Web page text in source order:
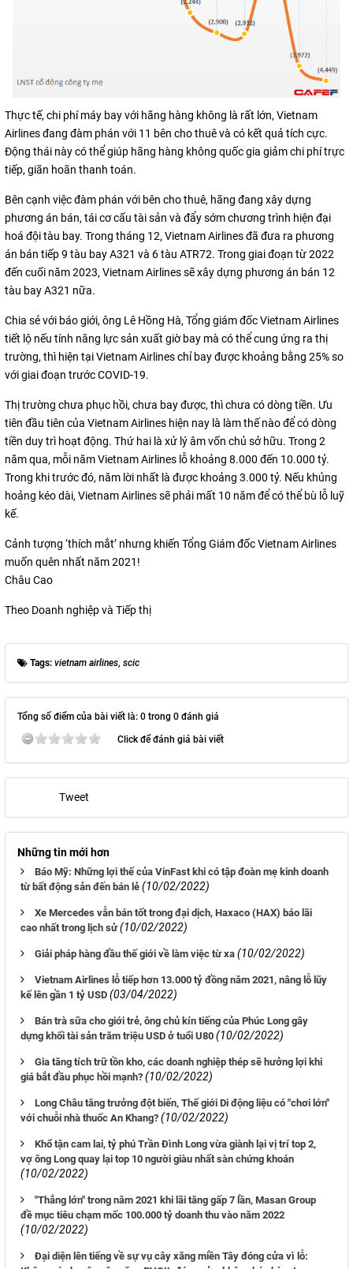
Thực tế, chi phí máy bay với hãng hàng không là rất lớn, Vietnam
Airlines đang đàm phán với 11 bên cho thuê và có kết quả tích cực.
Động thái này có thể giúp hãng hàng không quốc gia giảm chi phí trực
tiếp, giãn hoãn thanh toán.
Bên cạnh việc đàm phán với bên cho thuê, hãng đang xây dựng
phương án bán, tái cơ cấu tài sản và đẩy sớm chương trình hiện đại
hoá đội tàu bay. Trong tháng 12, Vietnam Airlines đã đưa ra phương
án bán tiếp 9 tàu bay A321 và 6 tàu ATR72. Trong giai đoạn từ 2022
đến cuối năm 2023, Vietnam Airlines sẽ xây dựng phương án bán 12
tàu bay A321 nữa.
Chia sẻ với báo giới, ông Lê Hồng Hà, Tổng giám đốc Vietnam Airlines
tiết lộ nếu tính năng lực sản xuất giờ bay mà có thể cung ứng ra thị
trường, thì hiện tại Vietnam Airlines chỉ bay được khoảng bằng 25% so
với giai đoạn trước COVID-19.
Thị trường chưa phục hồi, chưa bay được, thì chưa có dòng tiền. Ưu
tiên đầu tiên của Vietnam Airlines hiện nay là làm thế nào để có dòng
tiền duy trì hoạt động. Thứ hai là xử lý âm vốn chủ sở hữu. Trong 2
năm qua, mỗi năm Vietnam Airlines lỗ khoảng 8.000 đến 10.000 tỷ.
Trong khi trước đó, năm lời nhất là được khoảng 3.000 tỷ. Nếu khủng
hoảng kéo dài, Vietnam Airlines sẽ phải mất 10 năm để có thể bù lỗ luỹ
kế.
Cảnh tượng ‘thích mắt’ nhưng khiến Tổng Giám đốc Vietnam Airlines
muốn quên nhất năm 2021!
Châu Cao
Theo Doanh nghiệp và Tiếp thị
Tags: vietnam airlines, scic
Tổng số điểm của bài viết là: 0 trong 0 đánh giá
Click để đánh giá bài viết
Tweet
Những tin mới hơn
Báo Mỹ: Những lợi thế của VinFast khi có tập đoàn mẹ kinh doanh
từ bất động sản đến bán lẻ (10/02/2022)
Xe Mercedes vẫn bán tốt trong đại dịch, Haxaco (HAX) báo lãi
cao nhất trong lịch sử (10/02/2022)
Giải pháp hàng đầu thế giới về làm việc từ xa (10/02/2022)
Vietnam Airlines lỗ tiếp hơn 13.000 tỷ đồng năm 2021, nâng lỗ lũy
kế lên gần 1 tỷ USD (03/04/2022)
Bán trà sữa cho giới trẻ, ông chủ kín tiếng của Phúc Long gây
dựng khối tài sản trăm triệu USD ở tuổi U80 (10/02/2022)
Gia tăng tích trữ tồn kho, các doanh nghiệp thép sẽ hưởng lợi khi
giá bắt đầu phục hồi mạnh? (10/02/2022)
Long Châu tăng trưởng đột biến, Thế giới Di động liệu có "chơi lớn"
với chuỗi nhà thuốc An Khang? (10/02/2022)
Khổ tận cam lai, tỷ phú Trần Đình Long vừa giành lại vị trí top 2,
vợ ông Long quay lại top 10 người giàu nhất sàn chứng khoán
(10/02/2022)
"Thắng lớn" trong năm 2021 khi lãi tăng gấp 7 lần, Masan Group
đề mục tiêu chạm mốc 100.000 tỷ doanh thu vào năm 2022
(10/02/2022)
Đại diện lên tiếng về sự vụ cây xăng miền Tây đóng cửa vì lỗ: